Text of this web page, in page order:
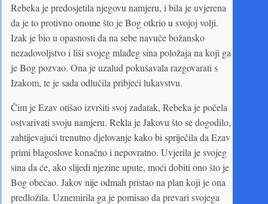
Rebeka je predosjetila njegovu namjeru, i bila je uvjerena
da je to protivno onome što je Bog otkrio u svojoj volji.
Izak je bio u opasnosti da na sebe navuče božansko
nezadovoljstvo i liši svojeg mlađeg sina položaja na koji ga
je Bog pozvao. Ona je uzalud pokušavala razgovarati s
Izakom, te je sada odlučila pribjeći lukavstvu.
Čim je Ezav otišao izvršiti svoj zadatak, Rebeka je počela
ostvarivati svoju namjeru. Rekla je Jakovu što se dogodilo,
zahtijevajući trenutno djelovanje kako bi spriječila da Ezav
primi blagoslove konačno i nepovratno. Uvjerila je svojeg
sina da će, ako slijedi njezine upute, moći dobiti ono što je
Bog obećao. Jakov nije odmah pristao na plan koji je ona
predložila. Uznemirila ga je pomisao da prevari svojega